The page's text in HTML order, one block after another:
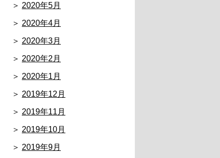
2020年5月
2020年4月
2020年3月
2020年2月
2020年1月
2019年12月
2019年11月
2019年10月
2019年9月